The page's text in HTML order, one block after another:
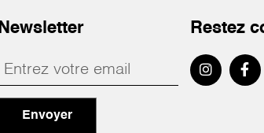
Newsletter
Envoyer
Restez